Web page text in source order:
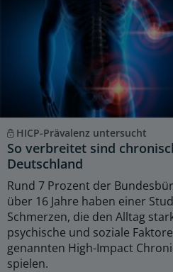
HICP-Prävalenz untersucht
So verbreitet sind
Deutschland
Rund 7 Prozent der
über 16 Jahre haben einer
Schmerzen, die den Alltag
psychische und soziale
genannten High-Impact
spielen.